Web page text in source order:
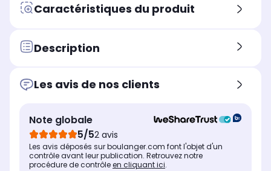
Caractéristiques du produit
Description
Les avis de nos clients
Note globale
5/52 avis
Les avis déposés sur boulanger.com font l'objet d'un
contrôle avant leur publication. Retrouvez notre
procédure de contrôleen cliquant ici.